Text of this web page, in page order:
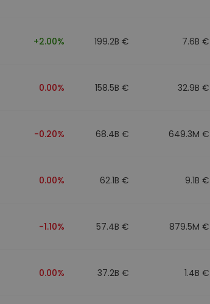
+2.00% 199.2B € 7.6B €
0.00% 158.5B € 32.9B €
-0.20% 68.4B € 649.3M €
0.00% 62.1B € 9.1B €
-1.10% 57.4B € 879.5M €
0.00% 37.2B € 1.4B €